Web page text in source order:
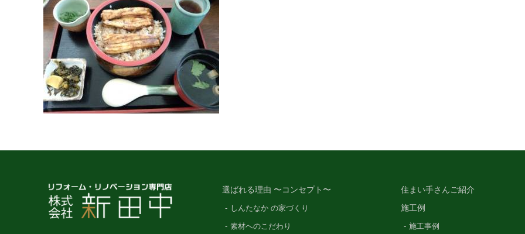
選ばれる理由 〜コンセプト〜
しんたなか の家づくり
素材へのこだわり
住まい手さんご紹介
施工例
施工事例